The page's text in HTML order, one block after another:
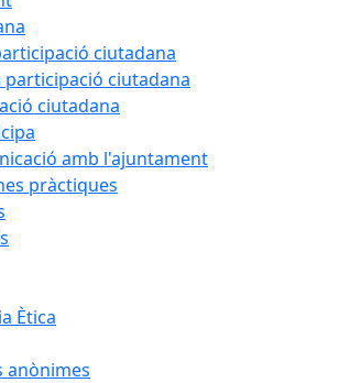
ciutadana
participació ciutadana
ciutadana
amb l'ajuntament
pràctiques
Ètica
anònimes